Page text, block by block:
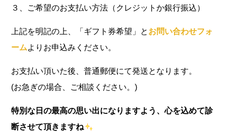
３、ご希望のお支払い方法（クレジットか銀行振込）
上記を明記の上、「ギフト券希望」と お問い合わせフォ
ームよりお申込みください。
お支払い頂いた後、普通郵便にて発送となります。
(お急ぎの場合、ご相談ください。)
特別な日の最高の思い出になりますよう、心を込めて診
断させて頂きますね